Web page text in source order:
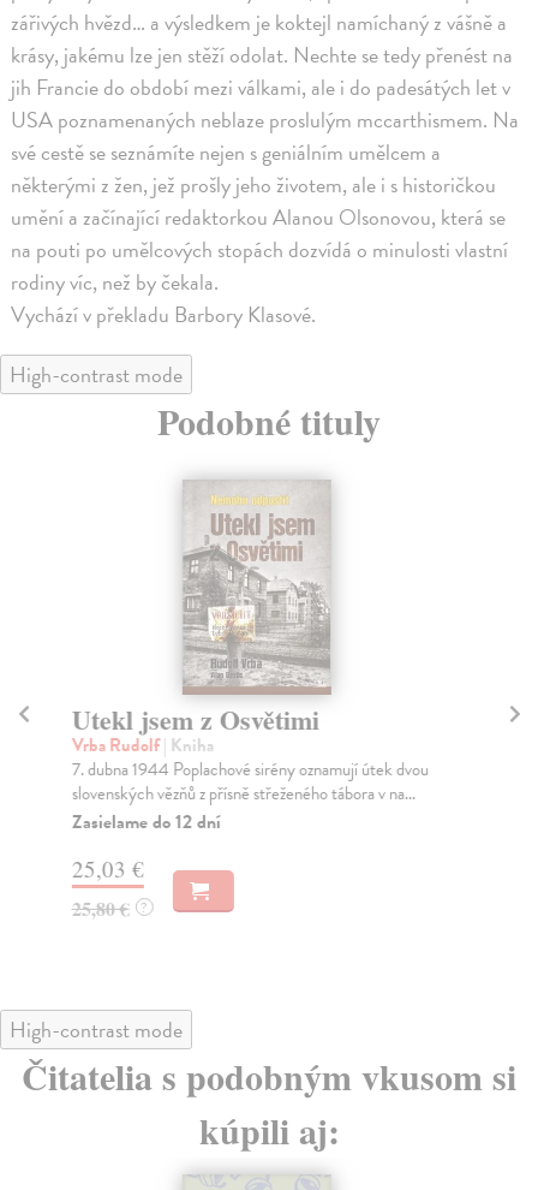
zářivých hvězd… a výsledkem je koktejl namíchaný z vášně a
krásy, jakému lze jen stěží odolat. Nechte se tedy přenést na
jih Francie do období mezi válkami, ale i do padesátých let v
USA poznamenaných neblaze proslulým mccarthismem. Na
své cestě se seznámíte nejen s geniálním umělcem a
některými z žen, jež prošly jeho životem, ale i s historičkou
umění a začínající redaktorkou Alanou Olsonovou, která se
na pouti po umělcových stopách dozvídá o minulosti vlastní
rodiny víc, než by čekala.
Vychází v překladu Barbory Klasové.
High-contrast mode
Podobné tituly
Utekl jsem z Osvětimi
Vrba Rudolf| Kniha
7. dubna 1944 Poplachové sirény oznamují útek dvou
slovenských vězňů z přísně střeženého tábora v na...
Zasielame do 12 dní
25,03 €
25,80 € ?
High-contrast mode
Čitatelia s podobným vkusom si
kúpili aj: